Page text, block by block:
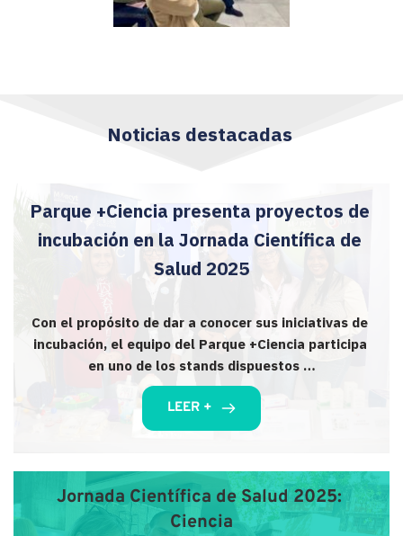
Noticias destacadas
Parque +Ciencia presenta proyectos de
incubación en la Jornada Científica de
Salud 2025
Con el propósito de dar a conocer sus iniciativas de
incubación, el equipo del Parque +Ciencia participa
en uno de los stands dispuestos …
LEER +
Jornada Científica de Salud 2025:
Ciencia